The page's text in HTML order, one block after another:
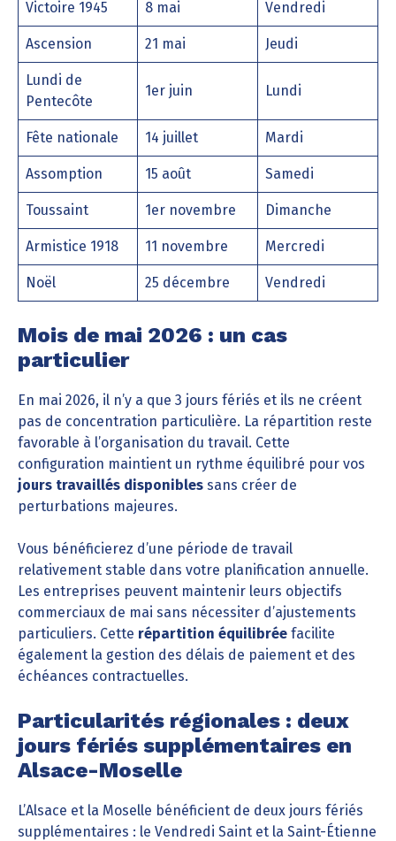
Victoire 1945 8 mai Vendredi
Ascension 21 mai Jeudi
Lundi de
Pentecôte
1er juin Lundi
Fête nationale 14 juillet Mardi
Assomption 15 août Samedi
Toussaint 1er novembre Dimanche
Armistice 1918 11 novembre Mercredi
Noël 25 décembre Vendredi
Mois de mai 2026 : un cas
particulier
En mai 2026, il n’y a que 3 jours fériés et ils ne créent
pas de concentration particulière. La répartition reste
favorable à l’organisation du travail. Cette
configuration maintient un rythme équilibré pour vos
jours travaillés disponibles sans créer de
perturbations majeures.
Vous bénéficierez d’une période de travail
relativement stable dans votre planification annuelle.
Les entreprises peuvent maintenir leurs objectifs
commerciaux de mai sans nécessiter d’ajustements
particuliers. Cette répartition équilibrée facilite
également la gestion des délais de paiement et des
échéances contractuelles.
Particularités régionales : deux
jours fériés supplémentaires en
Alsace-Moselle
L’Alsace et la Moselle bénéficient de deux jours fériés
supplémentaires : le Vendredi Saint et la Saint-Étienne